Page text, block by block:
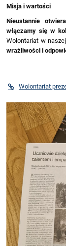
Misja i wartości
Nieustannie
włączamy się w
Wolontariat w
wrażliwości i
Wolontariat